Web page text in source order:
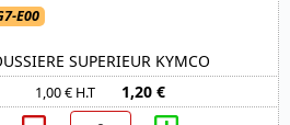
E00
SUPERIEUR KYMCO
1,00 € H.T 1,20 €